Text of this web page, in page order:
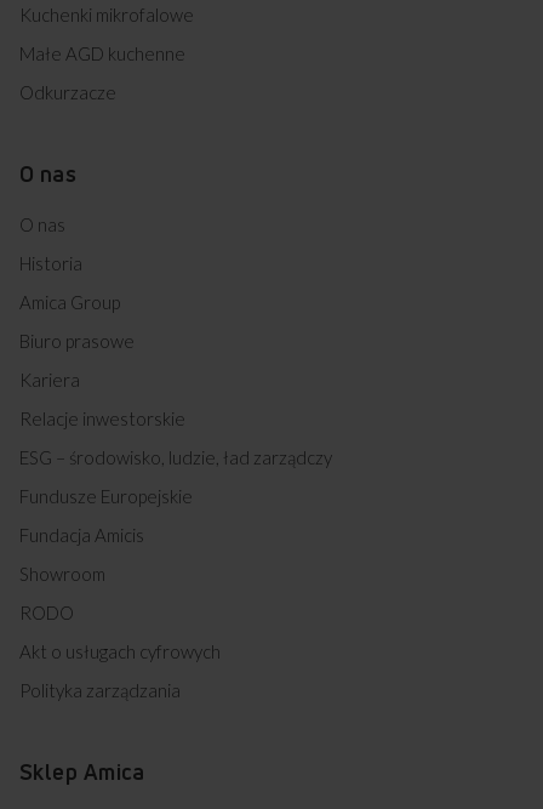
Kuchenki mikrofalowe
Małe AGD kuchenne
Odkurzacze
O nas
O nas
Historia
Amica Group
Biuro prasowe
Kariera
Relacje inwestorskie
ESG – środowisko, ludzie, ład zarządczy
Fundusze Europejskie
Fundacja Amicis
Showroom
RODO
Akt o usługach cyfrowych
Polityka zarządzania
Sklep Amica